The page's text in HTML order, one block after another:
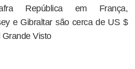
República em França,
e Gibraltar são cerca de US $
Visto